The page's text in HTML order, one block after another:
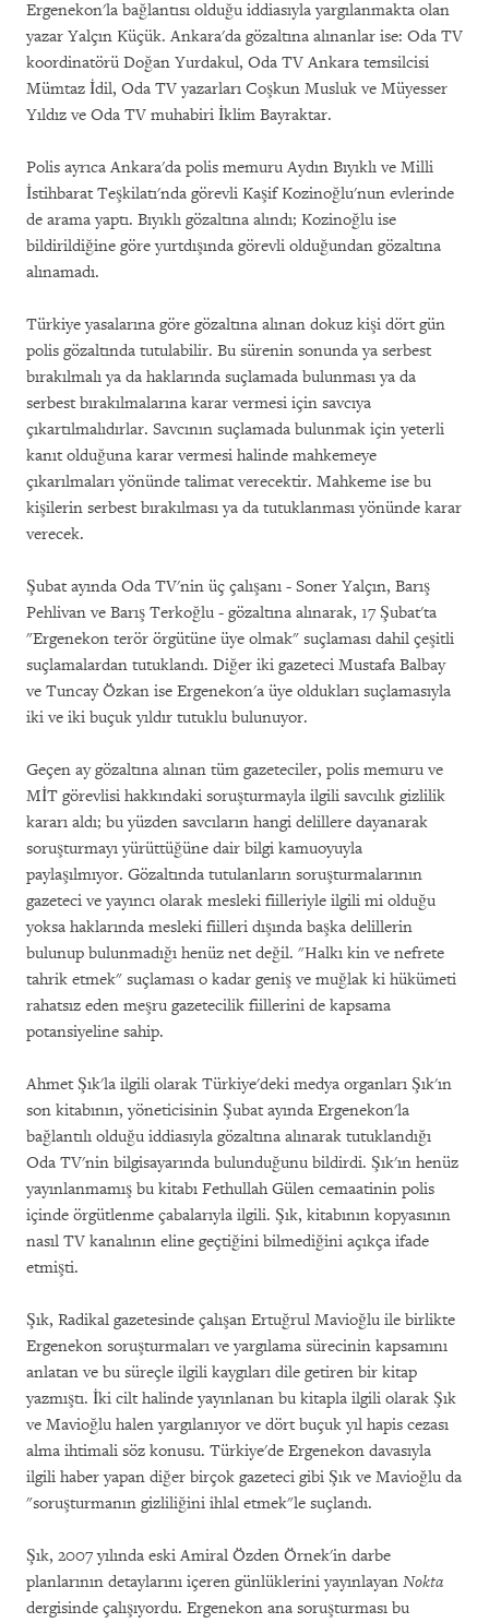
Ergenekon'la bağlantısı olduğu iddiasıyla yargılanmakta olan
yazar Yalçın Küçük. Ankara'da gözaltına alınanlar ise: Oda TV
koordinatörü Doğan Yurdakul, Oda TV Ankara temsilcisi
Mümtaz İdil, Oda TV yazarları Coşkun Musluk ve Müyesser
Yıldız ve Oda TV muhabiri İklim Bayraktar.
Polis ayrıca Ankara'da polis memuru Aydın Bıyıklı ve Milli
İstihbarat Teşkilatı'nda görevli Kaşif Kozinoğlu'nun evlerinde
de arama yaptı. Bıyıklı gözaltına alındı; Kozinoğlu ise
bildirildiğine göre yurtdışında görevli olduğundan gözaltına
alınamadı.
Türkiye yasalarına göre gözaltına alınan dokuz kişi dört gün
polis gözaltında tutulabilir. Bu sürenin sonunda ya serbest
bırakılmalı ya da haklarında suçlamada bulunması ya da
serbest bırakılmalarına karar vermesi için savcıya
çıkartılmalıdırlar. Savcının suçlamada bulunmak için yeterli
kanıt olduğuna karar vermesi halinde mahkemeye
çıkarılmaları yönünde talimat verecektir. Mahkeme ise bu
kişilerin serbest bırakılması ya da tutuklanması yönünde karar
verecek.
Şubat ayında Oda TV'nin üç çalışanı - Soner Yalçın, Barış
Pehlivan ve Barış Terkoğlu - gözaltına alınarak, 17 Şubat'ta
"Ergenekon terör örgütüne üye olmak" suçlaması dahil çeşitli
suçlamalardan tutuklandı. Diğer iki gazeteci Mustafa Balbay
ve Tuncay Özkan ise Ergenekon'a üye oldukları suçlamasıyla
iki ve iki buçuk yıldır tutuklu bulunuyor.
Geçen ay gözaltına alınan tüm gazeteciler, polis memuru ve
MİT görevlisi hakkındaki soruşturmayla ilgili savcılık gizlilik
kararı aldı; bu yüzden savcıların hangi delillere dayanarak
soruşturmayı yürüttüğüne dair bilgi kamuoyuyla
paylaşılmıyor. Gözaltında tutulanların soruşturmalarının
gazeteci ve yayıncı olarak mesleki fiilleriyle ilgili mi olduğu
yoksa haklarında mesleki fiilleri dışında başka delillerin
bulunup bulunmadığı henüz net değil. "Halkı kin ve nefrete
tahrik etmek" suçlaması o kadar geniş ve muğlak ki hükümeti
rahatsız eden meşru gazetecilik fiillerini de kapsama
potansiyeline sahip.
Ahmet Şık'la ilgili olarak Türkiye'deki medya organları Şık'ın
son kitabının, yöneticisinin Şubat ayında Ergenekon'la
bağlantılı olduğu iddiasıyla gözaltına alınarak tutuklandığı
Oda TV'nin bilgisayarında bulunduğunu bildirdi. Şık'ın henüz
yayınlanmamış bu kitabı Fethullah Gülen cemaatinin polis
içinde örgütlenme çabalarıyla ilgili. Şık, kitabının kopyasının
nasıl TV kanalının eline geçtiğini bilmediğini açıkça ifade
etmişti.
Şık, Radikal gazetesinde çalışan Ertuğrul Mavioğlu ile birlikte
Ergenekon soruşturmaları ve yargılama sürecinin kapsamını
anlatan ve bu süreçle ilgili kaygıları dile getiren bir kitap
yazmıştı. İki cilt halinde yayınlanan bu kitapla ilgili olarak Şık
ve Mavioğlu halen yargılanıyor ve dört buçuk yıl hapis cezası
alma ihtimali söz konusu. Türkiye'de Ergenekon davasıyla
ilgili haber yapan diğer birçok gazeteci gibi Şık ve Mavioğlu da
"soruşturmanın gizliliğini ihlal etmek"le suçlandı.
Şık, 2007 yılında eski Amiral Özden Örnek'in darbe
planlarının detaylarını içeren günlüklerini yayınlayan Nokta
dergisinde çalışıyordu. Ergenekon ana soruşturması bu